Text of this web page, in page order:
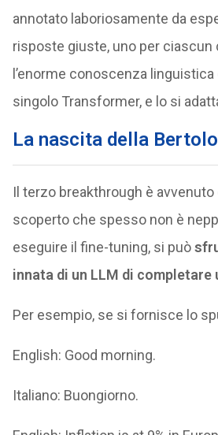
annotato laboriosamente da
risposte giuste, uno per
l’enorme conoscenza
singolo Transformer, e lo si
La nascita della
Il terzo breakthrough è avvenuto
scoperto che spesso non è
eseguire il fine-tuning, si può
innata di un LLM di completare
Per esempio, se si fornisce lo
English: Good morning.
Italiano: Buongiorno.